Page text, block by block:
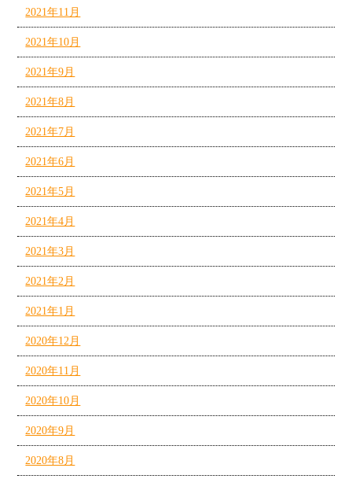
2021年11月
2021年10月
2021年9月
2021年8月
2021年7月
2021年6月
2021年5月
2021年4月
2021年3月
2021年2月
2021年1月
2020年12月
2020年11月
2020年10月
2020年9月
2020年8月